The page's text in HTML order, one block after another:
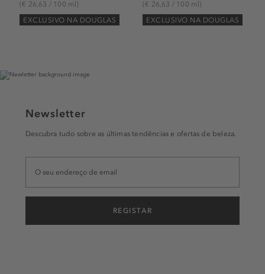
(€ 26,63 / 100 ml)
EXCLUSIVO NA DOUGLAS
(€ 26,63 / 100 ml)
EXCLUSIVO NA DOUGLAS
Newsletter
Descubra tudo sobre as últimas tendências e ofertas de beleza.
REGISTAR